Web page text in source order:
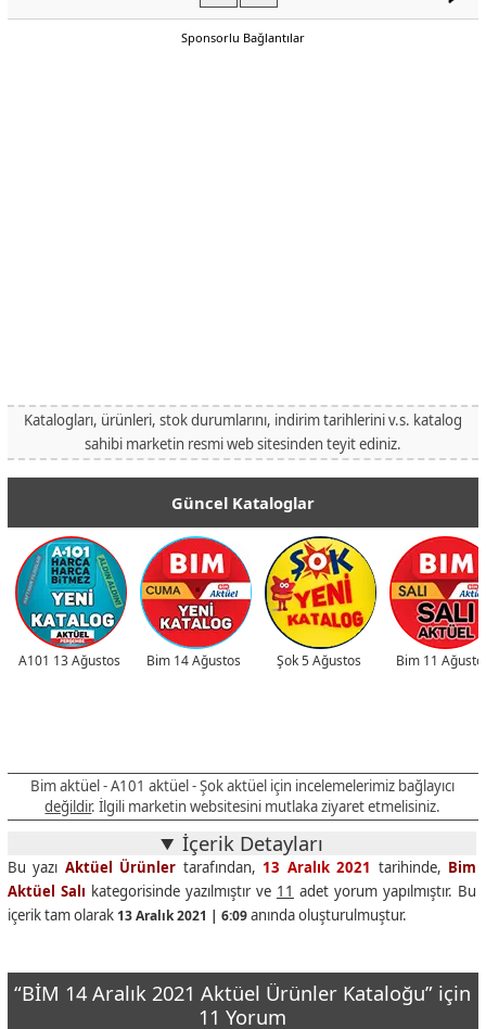
Sponsorlu Bağlantılar
Katalogları, ürünleri, stok durumlarını, indirim tarihlerini v.s. katalog
sahibi marketin resmi web sitesinden teyit ediniz.
Güncel Kataloglar
A101 13 Ağustos Bim 14 Ağustos Şok 5 Ağustos Bim 11
Bim aktüel - A101 aktüel - Şok aktüel için incelemelerimiz bağlayıcı
değildir. İlgili marketin websitesini mutlaka ziyaret etmelisiniz.
İçerik Detayları
Bu yazı Aktüel Ürünler tarafından, 13 Aralık 2021 tarihinde, Bim
Aktüel Salı kategorisinde yazılmıştır ve 11 adet yorum yapılmıştır. Bu
içerik tam olarak 13 Aralık 2021 | 6:09anında oluşturulmuştur.
“BİM 14 Aralık 2021 Aktüel Ürünler Kataloğu” için
11 Yorum